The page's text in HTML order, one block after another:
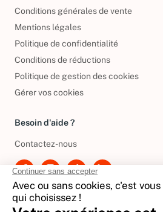
Conditions générales de vente
Mentions légales
Politique de confidentialité
Conditions de réductions
Politique de gestion des cookies
Gérer vos cookies
Besoin d'aide ?
Contactez-nous
International